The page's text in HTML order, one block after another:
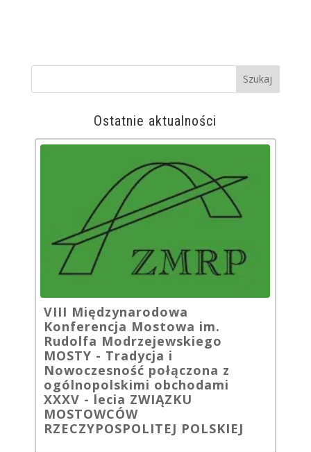
Ostatnie aktualności
VIII Międzynarodowa
Konferencja Mostowa im.
Rudolfa Modrzejewskiego
MOSTY - Tradycja i
Nowoczesność połączona z
ogólnopolskimi obchodami
XXXV - lecia ZWIĄZKU
MOSTOWCÓW
RZECZYPOSPOLITEJ POLSKIEJ